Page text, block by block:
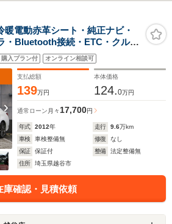
電動赤革シート・純正ナビ・
・Bluetooth接続・ETC・クルコ
トキー・プッシュスタート・
ランプ・純正19インチAW・電
購入プラン付 オンライン相談可
支払総額
139万円
本体価格
124.0万円
通常ローン 月々 17,700円
年式 2012年 走行 9.6万km
車検
車検整備無 修復
なし
保証
保証付 整備
法定整備無
住所
埼玉県越谷市
庫確認・見積依頼